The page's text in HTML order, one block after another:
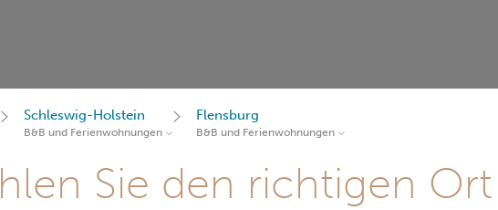
Schleswig-Holstein
B&B und Ferienwohnungen
Flensburg
B&B und Ferienwohnungen
Sie den richtigen Ort